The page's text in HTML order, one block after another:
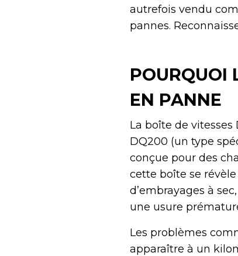
autrefois vendu
pannes.
POURQUOI
EN PANNE
La boîte de vitesses
DQ200 (un type
conçue pour des
cette boîte se
d’embrayages à
une usure
Les problèmes
apparaître à un